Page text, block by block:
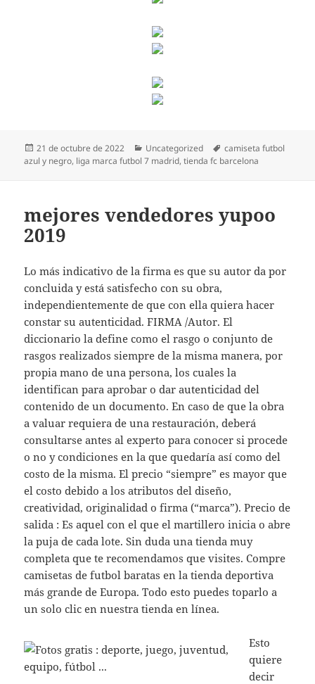
Publicado
el
21 de octubre de 2022 Categorías
Uncategorized Etiquetas
camiseta futbol
azul y negro, liga marca futbol 7 madrid,tienda fc barcelona
mejores vendedores yupoo
2019
Lo más indicativo de la firma es que su autor da por
concluida y está satisfecho con su obra,
independientemente de que con ella quiera hacer
constar su autenticidad. FIRMA /Autor. El
diccionario la define como el rasgo o conjunto de
rasgos realizados siempre de la misma manera, por
propia mano de una persona, los cuales la
identifican para aprobar o dar autenticidad del
contenido de un documento. En caso de que la obra
a valuar requiera de una restauración, deberá
consultarse antes al experto para conocer si procede
o no y condiciones en la que quedaría así como del
costo de la misma. El precio “siempre” es mayor que
el costo debido a los atributos del diseño,
creatividad, originalidad o firma (“marca”). Precio de
salida : Es aquel con el que el martillero inicia o abre
la puja de cada lote. Sin duda una tienda muy
completa que te recomendamos que visites. Compre
camisetas de futbol baratas en la tienda deportiva
más grande de Europa. Todo esto puedes toparlo a
un solo clic en nuestra tienda en línea.
Esto
quiere
decir